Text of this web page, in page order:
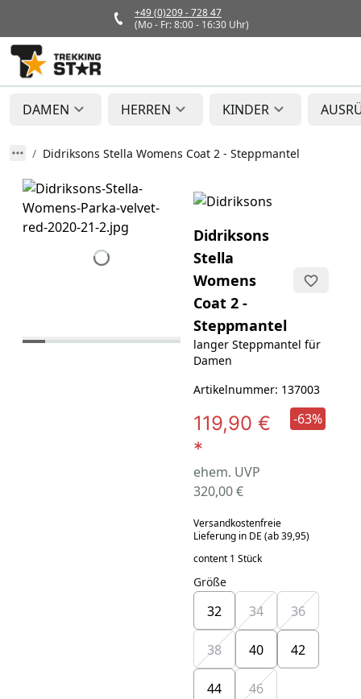
+49 (0)209 - 728 47
(Mo - Fr: 8:00 - 16:30 Uhr)
DAMEN HERREN KINDER
Didriksons Stella Womens Coat 2 - Steppmantel
Didriksons
Stella
Womens
Coat 2 -
Steppmantel
langer Steppmantel für
Damen
Artikelnummer: 137003
119,90 €
*
ehem. UVP
320,00 €
-63%
Versandkostenfreie
Lieferung in DE (ab 39,95)
content 1 Stück
Größe
32 34 36
38 40 42
44 46